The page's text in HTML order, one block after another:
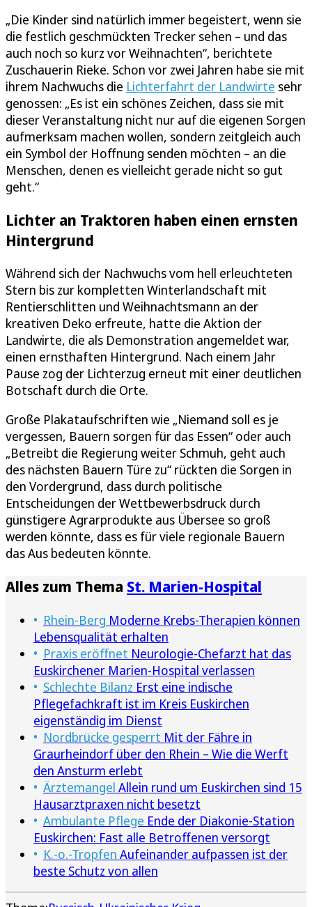
„Die Kinder sind natürlich immer begeistert, wenn sie
die festlich geschmückten Trecker sehen – und das
auch noch so kurz vor Weihnachten“, berichtete
Zuschauerin Rieke. Schon vor zwei Jahren habe sie mit
ihrem Nachwuchs die Lichterfahrt der Landwirte sehr
genossen: „Es ist ein schönes Zeichen, dass sie mit
dieser Veranstaltung nicht nur auf die eigenen Sorgen
aufmerksam machen wollen, sondern zeitgleich auch
ein Symbol der Hoffnung senden möchten – an die
Menschen, denen es vielleicht gerade nicht so gut
geht.“
Lichter an Traktoren haben einen ernsten
Hintergrund
Während sich der Nachwuchs vom hell erleuchteten
Stern bis zur kompletten Winterlandschaft mit
Rentierschlitten und Weihnachtsmann an der
kreativen Deko erfreute, hatte die Aktion der
Landwirte, die als Demonstration angemeldet war,
einen ernsthaften Hintergrund. Nach einem Jahr
Pause zog der Lichterzug erneut mit einer deutlichen
Botschaft durch die Orte.
Große Plakataufschriften wie „Niemand soll es je
vergessen, Bauern sorgen für das Essen“ oder auch
„Betreibt die Regierung weiter Schmuh, geht auch
des nächsten Bauern Türe zu“ rückten die Sorgen in
den Vordergrund, dass durch politische
Entscheidungen der Wettbewerbsdruck durch
günstigere Agrarprodukte aus Übersee so groß
werden könnte, dass es für viele regionale Bauern
das Aus bedeuten könnte.
Alles zum Thema St. Marien-Hospital
Rhein-Berg Moderne Krebs-Therapien können
Lebensqualität erhalten
Praxis eröffnet Neurologie-Chefarzt hat das
Euskirchener Marien-Hospital verlassen
Schlechte Bilanz Erst eine indische
Pflegefachkraft ist im Kreis Euskirchen
eigenständig im Dienst
Nordbrücke gesperrt Mit der Fähre in
Graurheindorf über den Rhein – Wie die Werft
den Ansturm erlebt
Ärztemangel Allein rund um Euskirchen sind 15
Hausarztpraxen nicht besetzt
Ambulante Pflege Ende der Diakonie-Station
Euskirchen: Fast alle Betroffenen versorgt
K.-o.-Tropfen Aufeinander aufpassen ist der
beste Schutz von allen